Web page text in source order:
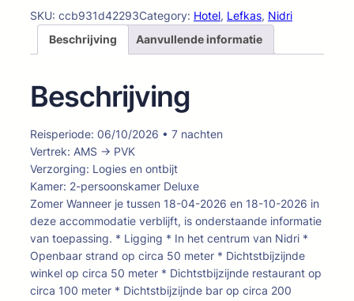
SKU: ccb931d42293Category: Hotel, Lefkas, Nidri
Beschrijving
Aanvullende informatie
Beschrijving
Reisperiode: 06/10/2026 • 7 nachten
Vertrek: AMS → PVK
Verzorging: Logies en ontbijt
Kamer: 2-persoonskamer Deluxe
Zomer Wanneer je tussen 18-04-2026 en 18-10-2026 in
deze accommodatie verblijft, is onderstaande informatie
van toepassing. * Ligging * In het centrum van Nidri *
Openbaar strand op circa 50 meter * Dichtstbijzijnde
winkel op circa 50 meter * Dichtstbijzijnde restaurant op
circa 100 meter * Dichtstbijzijnde bar op circa 200